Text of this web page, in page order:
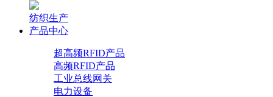
纺织生产
产品中心
超高频RFID产品
高频RFID产品
工业总线网关
电力设备